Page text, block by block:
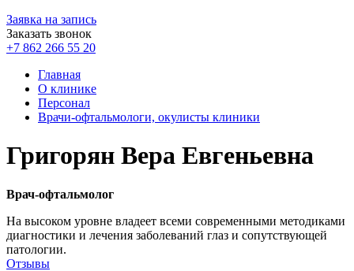
Заявка на запись
Заказать звонок
+7 862 266 55 20
Главная
О клинике
Персонал
Врачи-офтальмологи, окулисты клиники
Григорян Вера Евгеньевна
Врач-офтальмолог
На высоком уровне владеет всеми современными методиками
диагностики и лечения заболеваний глаз и сопутствующей
патологии.
Отзывы